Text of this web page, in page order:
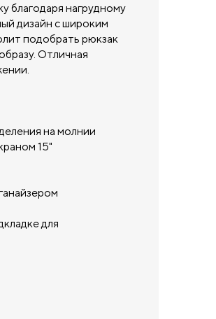
благодаря нагрудному
дизайн с широким
подобрать рюкзак
Отличная
на молнии
15"
для